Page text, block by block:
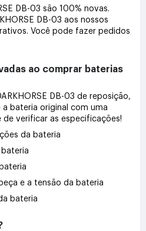
DB-03 são 100% novas.
DB-03 aos nossos
Você pode fazer pedidos
ao comprar baterias
DB-03 de reposição,
bateria original com uma
de verificar as especificações!
da bateria
e a tensão da bateria
bateria